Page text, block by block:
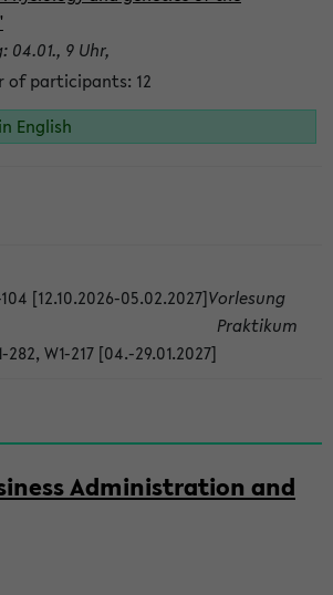
04.01., 9 Uhr,
of participants: 12
English
[12.10.2026-05.02.2027]Vorlesung
282, W1-217 [04.-29.01.2027]
Praktikum
Administration and